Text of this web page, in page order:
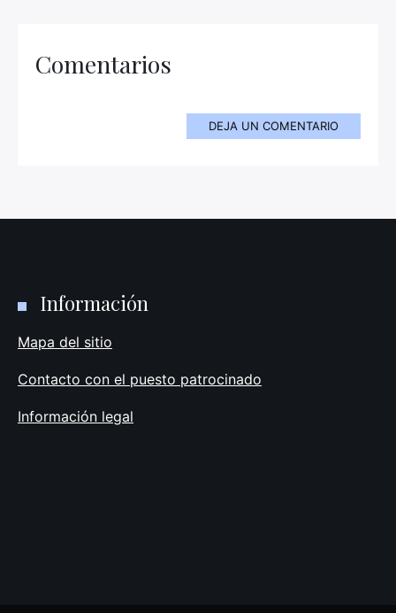
Comentarios
DEJA UN COMENTARIO
Información
Mapa del sitio
Contacto con el puesto patrocinado
Información legal